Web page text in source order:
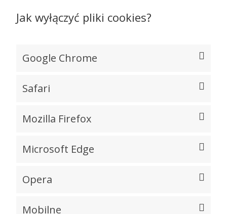
Jak wyłączyć pliki cookies?
Google Chrome
Safari
Mozilla Firefox
Microsoft Edge
Opera
Mobilne